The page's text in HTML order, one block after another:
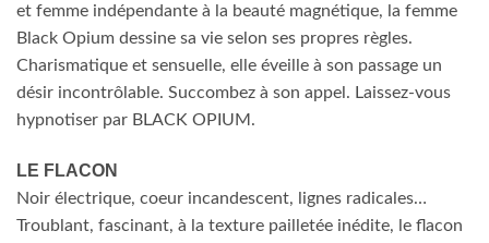
et femme indépendante à la beauté magnétique, la femme
Black Opium dessine sa vie selon ses propres règles.
Charismatique et sensuelle, elle éveille à son passage un
désir incontrôlable. Succombez à son appel. Laissez-vous
hypnotiser par BLACK OPIUM.
LE FLACON
Noir électrique, coeur incandescent, lignes radicales…
Troublant, fascinant, à la texture pailletée inédite, le flacon